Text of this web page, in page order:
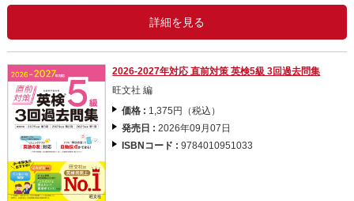
詳細を見る
2026-2027年対応 直前対策 英検5級 3回過去問集
旺文社 編
価格 : 1,375円（税込）
発売日 :2026年09月07日
ISBNコード :9784010951033